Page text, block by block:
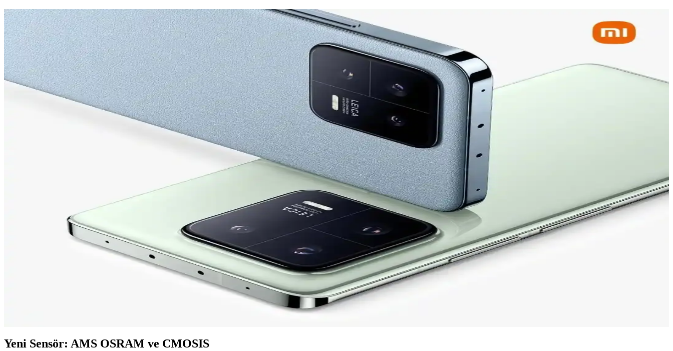
Leica M12'nin Almanya Üretimi Tam Kare Sensörü ve Sony Alternatifi Üzerine Analiz
Leica M12, Almanya'da geliştirilen yeni tam kare sensörle dışa bağımlılığını azaltmayı hedefliyor. Sensör değişikliği, performans ve fiyat dengesi açısından kullanıcılar arasında tartışma yaratıyor.
Leica Kameranın Telefonlara Entegrasyonu ve Yüksek Kaliteli Fotoğraf Deneyimi
Leica markasının entegre edildiği telefonlar, yüksek kaliteli sensörleri ve optik özellikleriyle profesyonel fotoğraf deneyimi sunar, gelişmiş görüntü teknolojisiyle öne çıkar.
Leica Lens Kullanan Telefonlar: Mobil Fotoğrafçılıkta Üstün Optik Performans
Leica lens kullanan telefonlar, Huawei işbirliğiyle üstün optik kalite, renk doğruluğu ve gelişmiş çekim özellikleri sunarak mobil fotoğrafçılıkta kaliteyi yeni seviyelere taşıyor.
Xiaomi 12S Ultra Concept: Fotoğrafçılıkta Yeni Dönem Yaratan Akıllı Telefon
Xiaomi 12S Ultra Concept, Leica işbirliği ve 1 inç çift kamera sensörüyle mobil fotoğrafçılıkta çığır açıyor. Sınırlı üretim bu telefon, profesyonel performans ve şık tasarımı bir arada sunuyor.
Leica Monochrom 920 hp: Siyah-Beyaz Fotoğrafçılıkta Yüksek Teknoloji ve Sanatın Buluşması
Leica Monochrom 920 hp, siyah-beyaz fotoğrafçılıkta yüksek çözünürlüklü sensörü ve gelişmiş işlemcisiyle üstün kalite sunar. Wi-Fi ve Bluetooth entegrasyonuyla modern kullanım kolaylığı sağlar.
Xiaomi 13 Pro Kamera Özellikleri 2025'te Mobil Fotoğrafçılığı Baştan Yazıyor
Xiaomi 13 Pro'nun üstün Leica lensleri ve 8K video özelliklerini keşfedin. Mobil fotoğrafçılığınızda fark yaratmak için hemen inceleyin!
2025'te Xiaomi’nin Büyük Kameralı Telefonlarıyla Mobil Fotoğrafçılıkta Devrim
Xiaomi’nin 2025 kamera teknolojisiyle net ve canlı fotoğraflar çekin. Yenilikleri hemen keşfedin! İnceleyin ve farkı yaşayın!
Xiaomi 13 Pro 2025 İncelemesi: Güç ve Estetikte Devrim Yaratan Akıllı Telefon
Xiaomi 13 Pro'nun üstün performans ve şık tasarımını keşfedin. 2025'in en güçlü telefonlarından biri hakkında detayları öğrenin! Hemen inceleyin.
Yeni Sensör: AMS OSRAM ve CMOSIS